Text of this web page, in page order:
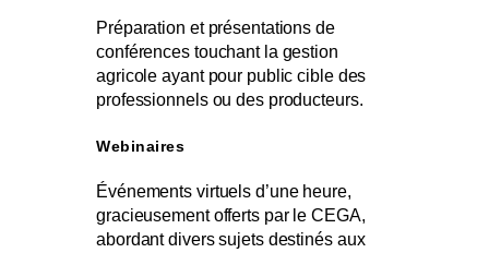
Préparation et présentations de
conférences touchant la gestion
agricole ayant pour public cible des
professionnels ou des producteurs.
Webinaires
Événements virtuels d’une heure,
gracieusement offerts par le CEGA,
abordant divers sujets destinés aux